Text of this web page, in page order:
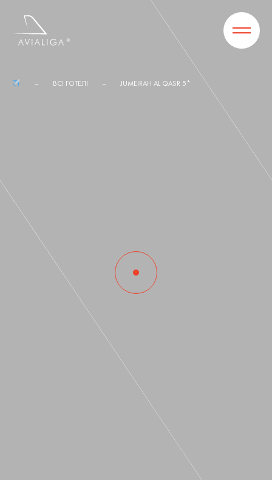
ВСІ ГОТЕЛІ JUMEIRAH AL QASR 5*